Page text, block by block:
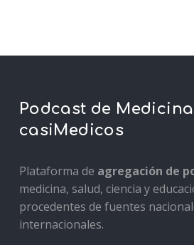
Podcast de Medicina
casiMedicos
Plataforma de agregación de
medicina, salud, ciencia y
procedentes de fuentes
internacionales.